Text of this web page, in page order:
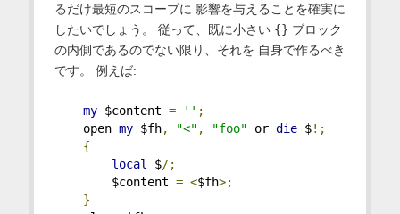
るだけ最短のスコープに 影響を与えることを確実に
したいでしょう。 従って、既に小さい {} ブロック
の内側であるのでない限り、それを 自身で作るべき
です。 例えば:
my $content = '' ;
open my $fh, "<" , "foo" or die $!;
{
local $/;
$content = <$fh>;
}